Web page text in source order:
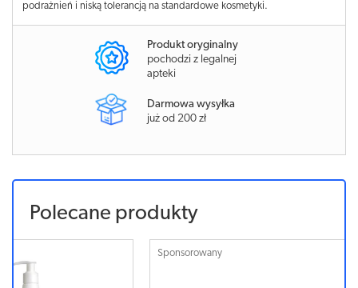
podrażnień i niską tolerancją na standardowe kosmetyki.
Produkt oryginalny
pochodzi z legalnej
apteki
Darmowa wysyłka
już od 200 zł
Polecane produkty